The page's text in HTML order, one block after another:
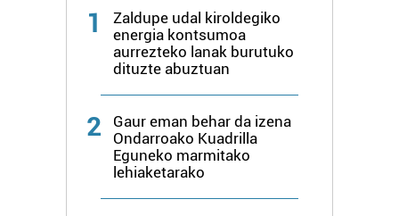
1
Zaldupe udal kiroldegiko
energia kontsumoa
aurrezteko lanak burutuko
dituzte abuztuan
2
Gaur eman behar da izena
Ondarroako Kuadrilla
Eguneko marmitako
lehiaketarako